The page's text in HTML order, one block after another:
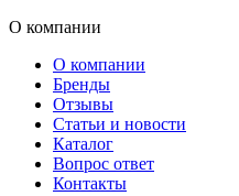
О компании
О компании
Бренды
Отзывы
Статьи и новости
Каталог
Вопрос ответ
Контакты